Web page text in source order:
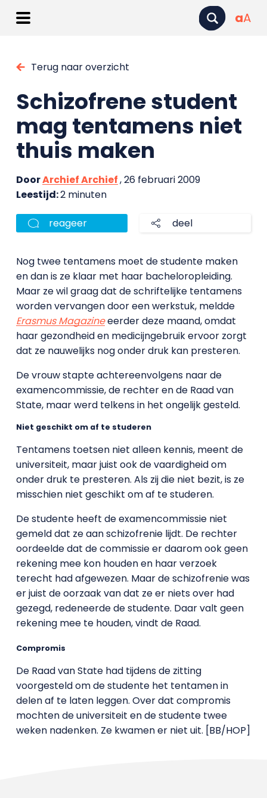
aA
Terug naar overzicht
Schizofrene student
mag tentamens niet
thuis maken
DoorArchief Archief, 26 februari 2009
Leestijd:2 minuten
reageer deel
Nog twee tentamens moet de studente maken
en dan is ze klaar met haar bacheloropleiding.
Maar ze wil graag dat de schriftelijke tentamens
worden vervangen door een werkstuk, meldde
Erasmus Magazineeerder deze maand, omdat
haar gezondheid en medicijngebruik ervoor zorgt
dat ze nauwelijks nog onder druk kan presteren.
De vrouw stapte achtereenvolgens naar de
examencommissie, de rechter en de Raad van
State, maar werd telkens in het ongelijk gesteld.
Niet geschikt om af te studeren
Tentamens toetsen niet alleen kennis, meent de
universiteit, maar juist ook de vaardigheid om
onder druk te presteren. Als zij die niet bezit, is ze
misschien niet geschikt om af te studeren.
De studente heeft de examencommissie niet
gemeld dat ze aan schizofrenie lijdt. De rechter
oordeelde dat de commissie er daarom ook geen
rekening mee kon houden en haar verzoek
terecht had afgewezen. Maar de schizofrenie was
er juist de oorzaak van dat ze er niets over had
gezegd, redeneerde de studente. Daar valt geen
rekening mee te houden, vindt de Raad.
Compromis
De Raad van State had tijdens de zitting
voorgesteld om de studente het tentamen in
delen af te laten leggen. Over dat compromis
mochten de universiteit en de studente twee
weken nadenken. Ze kwamen er niet uit. [BB/HOP]